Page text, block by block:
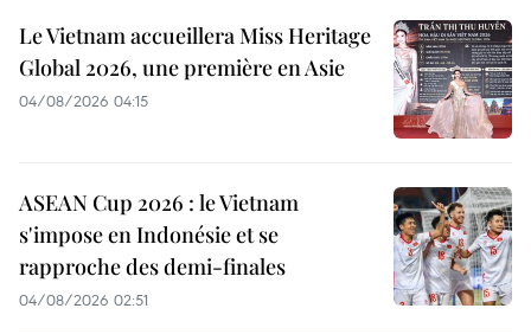
Le Vietnam accueillera Miss Heritage
Global 2026, une première en Asie
04/08/2026 04:15
ASEAN Cup 2026 : le Vietnam
s'impose en Indonésie et se
rapproche des demi-finales
04/08/2026 02:51